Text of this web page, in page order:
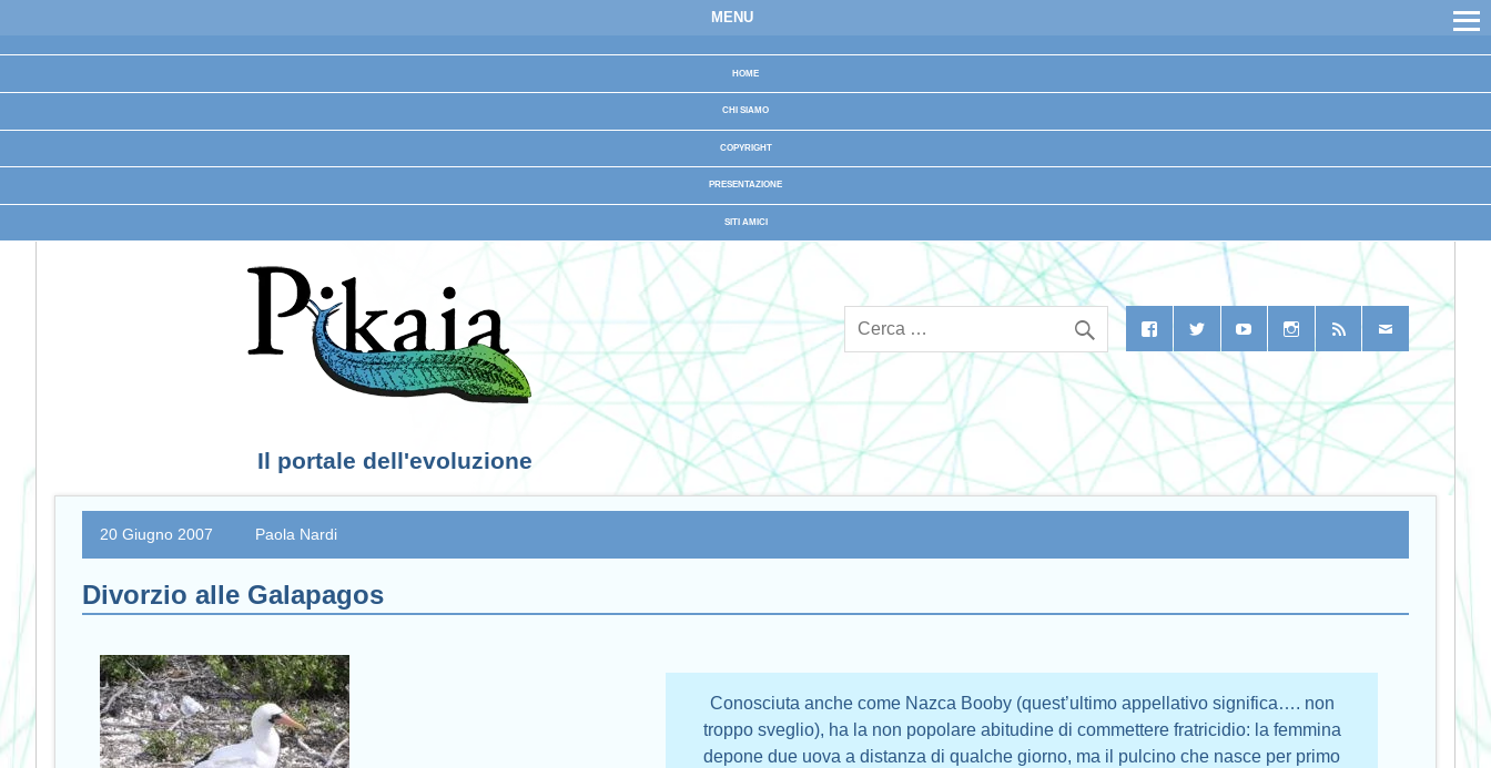
MENU
HOME
CHI SIAMO
COPYRIGHT
PRESENTAZIONE
SITI AMICI
Il portale dell'evoluzione
20 Giugno 2007 Paola Nardi
Divorzio alle Galapagos
Conosciuta anche come Nazca Booby (quest’ultimo appellativo significa…. non
troppo sveglio), ha la non popolare abitudine di commettere fratricidio: la femmina
depone due uova a distanza di qualche giorno, ma il pulcino che nasce per primo